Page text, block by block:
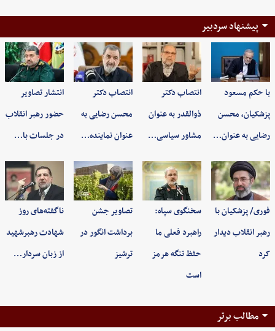
پیشنهاد سردبیر
با حکم مسعود
پزشکیان، محسن
رضایی به عنوان…
انتصاب دکتر
ذوالقدر به عنوان
مشاور سیاسی…
انتصاب دکتر
محسن رضایی به
عنوان نماینده…
انتشار تصاویر
حضور رهبر انقلاب
در جلسات با…
فوری/ پزشکیان با
رهبر انقلاب دیدار
کرد
سخنگوی سپاه:
راهبرد فعلی ما
حفظ تنگه هرمز
است
تصاویر جشن
برداشت انگور در
ترشیز
ناگفته‌های روز
شهادت رهبرشهید
از زبان سردار…
مطالب برتر